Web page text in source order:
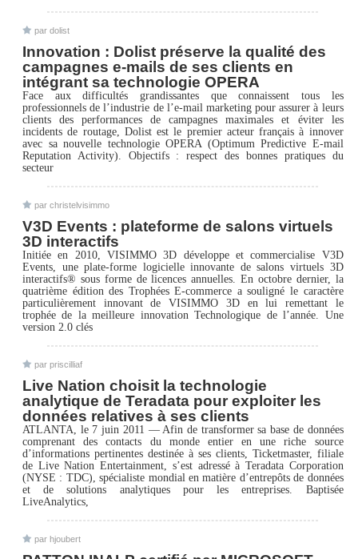
par dolist
Innovation : Dolist préserve la qualité des
campagnes e-mails de ses clients en
intégrant sa technologie OPERA
Face aux difficultés grandissantes que connaissent tous les
professionnels de l’industrie de l’e-mail marketing pour assurer à leurs
clients des performances de campagnes maximales et éviter les
incidents de routage, Dolist est le premier acteur français à innover
avec sa nouvelle technologie OPERA (Optimum Predictive E-mail
Reputation Activity). Objectifs : respect des bonnes pratiques du
secteur
par christelvisimmo
V3D Events : plateforme de salons virtuels
3D interactifs
Initiée en 2010, VISIMMO 3D développe et commercialise V3D
Events, une plate-forme logicielle innovante de salons virtuels 3D
interactifs® sous forme de licences annuelles. En octobre dernier, la
quatrième édition des Trophées E-commerce a souligné le caractère
particulièrement innovant de VISIMMO 3D en lui remettant le
trophée de la meilleure innovation Technologique de l’année. Une
version 2.0 clés
par priscilliaf
Live Nation choisit la technologie
analytique de Teradata pour exploiter les
données relatives à ses clients
ATLANTA, le 7 juin 2011 — Afin de transformer sa base de données
comprenant des contacts du monde entier en une riche source
d’informations pertinentes destinée à ses clients, Ticketmaster, filiale
de Live Nation Entertainment, s’est adressé à Teradata Corporation
(NYSE : TDC), spécialiste mondial en matière d’entrepôts de données
et de solutions analytiques pour les entreprises. Baptisée
LiveAnalytics,
par hjoubert